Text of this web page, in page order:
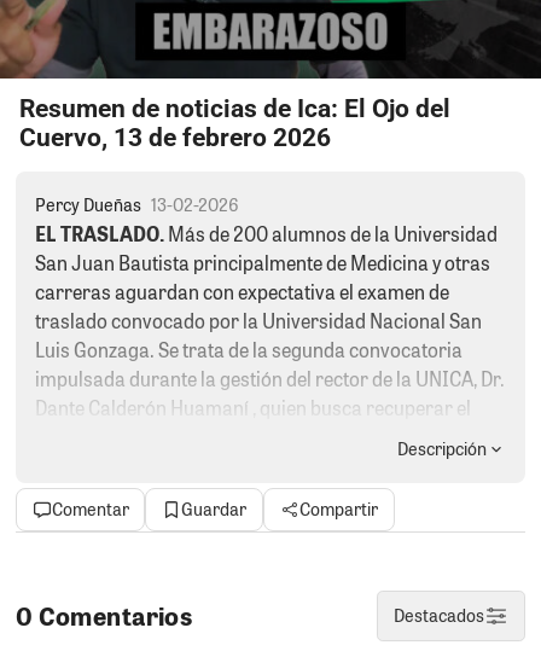
Resumen de noticias de Ica: El Ojo del
Cuervo, 13 de febrero 2026
Percy Dueñas 13-02-2026
EL TRASLADO.Más de 200 alumnos de la Universidad
San Juan Bautista principalmente de Medicina y otras
carreras aguardan con expectativa el examen de
traslado convocado por la Universidad Nacional San
Luis Gonzaga. Se trata de la segunda convocatoria
impulsada durante la gestión del rector de la UNICA, Dr.
Dante Calderón Huamaní , quien busca recuperar el
prestigio y el espacio académico que alguna vez tuvo
nuestra casa superior de estudios, apostando además
por la educación pública y gratuita como verdadero
compromiso de Estado. Quienes celebran esta
que prometen excelencia, pero no siempre la
garantizan. Mientras tanto, en la otra vereda, más de
Descripción
Comentar Guardar Compartir
0 Comentarios Destacados